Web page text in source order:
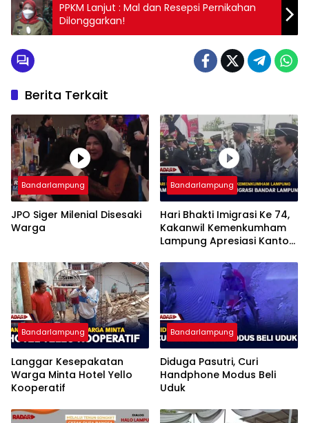
PPKM Lanjut : Mal dan Resepsi Pernikahan
Dilonggarkan!
Berita Terkait
Bandarlampung
JPO Siger Milenial Disesaki
Warga
Bandarlampung
Hari Bhakti Imigrasi Ke 74,
Kakanwil Kemenkumham
Lampung Apresiasi Kantor
Bandarlampung
Langgar Kesepakatan
Warga Minta Hotel Yello
Kooperatif
Bandarlampung
Diduga Pasutri, Curi
Handphone Modus Beli
Uduk